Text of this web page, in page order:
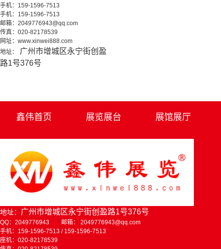
手机：159-1596-7513
手机：159-1596-7513
邮箱：2049776943@qq.com
传真：020-82178539
网址：www.xinwei888.com
地址：
广州市增城区永宁街创盈
路1号376号
鑫伟首页 展览展台 展馆展厅
地址： 广州市增城区永宁街创盈路1号376号
QQ：2049776943 邮箱： 2049776943@qq.com
手机：159-1596-7513 / 159-1596-7513
座机：020-82178539